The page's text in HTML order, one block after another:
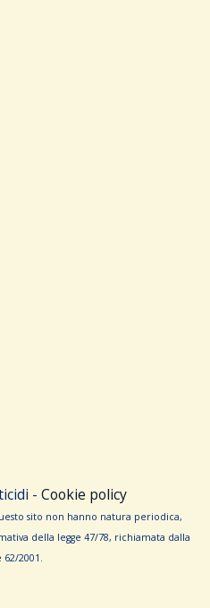
- Cookie policy
sito non hanno na­tura periodica,
della legge 47/78, richiamata dalla
62/­2001.